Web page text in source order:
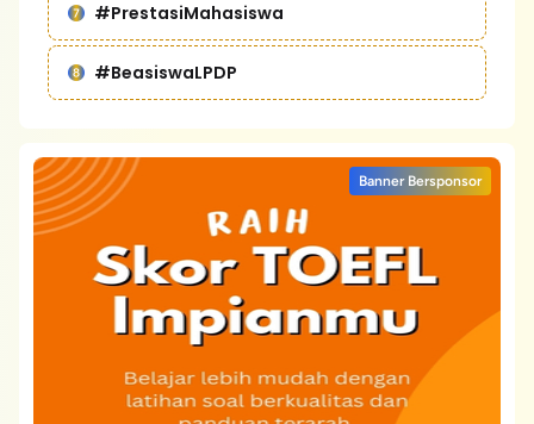
#PrestasiMahasiswa
#BeasiswaLPDP
Banner Bersponsor